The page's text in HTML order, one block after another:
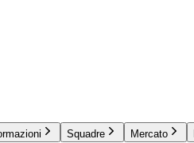
Squadre Mercato